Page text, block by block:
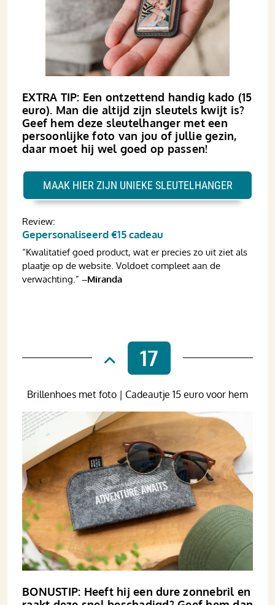
EXTRA TIP: Een ontzettend handig kado (15
euro). Man die altijd zijn sleutels kwijt is?
Geef hem deze sleutelhanger met een
persoonlijke foto van jou of jullie gezin,
daar moet hij wel goed op passen!
Review:
Gepersonaliseerd €15 cadeau
“Kwalitatief goed product, wat er precies zo uit ziet als
plaatje op de website. Voldoet compleet aan de
verwachting.” –Miranda
MAAK HIER ZIJN UNIEKE SLEUTELHANGER
17
BONUSTIP: Heeft hij een dure zonnebril en
Brillenhoes met foto | Cadeautje 15 euro voor hem